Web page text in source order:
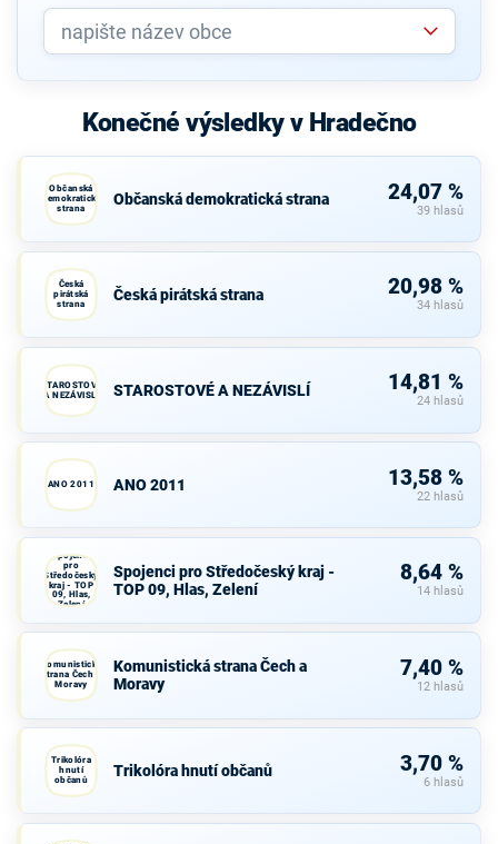
Konečné výsledky v Hradečno
Občanská
demokratická
strana
Občanská demokratická strana 24,07 %
39 hlasů
Česká
pirátská
strana
Česká pirátská strana 20,98 %
34 hlasů
STAROSTOVÉ
A NEZÁVISLÍ
STAROSTOVÉ A NEZÁVISLÍ 14,81 %
24 hlasů
ANO 2011 ANO 2011 13,58 %
22 hlasů
Spojenci
pro
Středočeský
kraj - TOP
09, Hlas,
Zelení
Spojenci pro Středočeský kraj -
TOP 09, Hlas, Zelení
8,64 %
14 hlasů
Komunistická
strana Čech a
Moravy
Komunistická strana Čech a
Moravy
7,40 %
12 hlasů
Trikolóra
hnutí
občanů
Trikolóra hnutí občanů 3,70 %
6 hlasů